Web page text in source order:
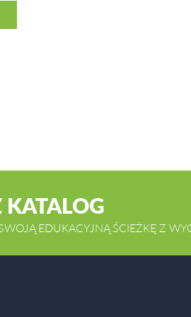
KATALOG
EDUKACYJNĄ ŚCIEŻKĘ Z